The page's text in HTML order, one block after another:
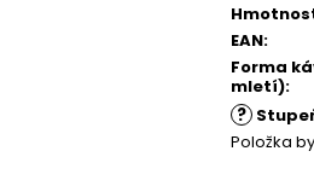
EAN:
Forma
mletí):
?
Položka